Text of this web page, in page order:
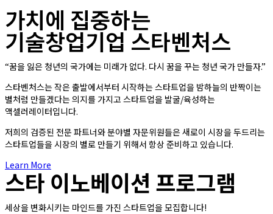
가치에 집중하는
기술창업기업 스타벤처스
“꿈을 잃은 청년의 국가에는 미래가 없다. 다시 꿈을 꾸는 청년 국가 만들자.”
스타벤처스는 작은 출발에서부터 시작하는 스타트업을 밤하늘의 반짝이는
별처럼 만들겠다는 의지를 가지고 스타트업을 발굴/육성하는
액셀러레이터입니다.
저희의 검증된 전문 파트너와 분야별 자문위원들은 새로이 시장을 두드리는
스타트업들을 시장의 별로 만들기 위해서 항상 준비하고 있습니다.
Learn More
스타 이노베이션 프로그램
세상을 변화시키는 마인드를 가진 스타트업을 모집합니다!